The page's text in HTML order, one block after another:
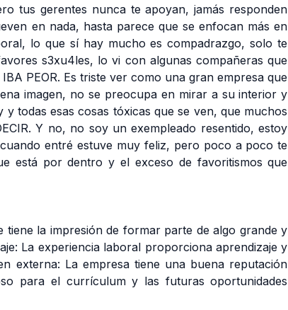
tus gerentes nunca te apoyan, jamás responden
en nada, hasta parece que se enfocan más en
lo que sí hay mucho es compadrazgo, solo te
s3xu4les, lo vi con algunas compañeras que
PEOR. Es triste ver como una gran empresa que
imagen, no se preocupa en mirar a su interior y
todas esas cosas tóxicas que se ven, que muchos
Y no, no soy un exempleado resentido, estoy
entré estuve muy feliz, pero poco a poco te
está por dentro y el exceso de favoritismos que
tiene la impresión de formar parte de algo grande y
La experiencia laboral proporciona aprendizaje y
externa: La empresa tiene una buena reputación
para el currículum y las futuras oportunidades